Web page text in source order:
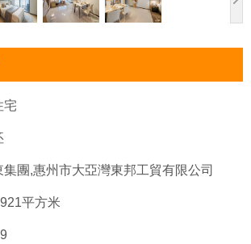
宅
集團,惠州市大亞灣東邦工貿有限公司
平方米